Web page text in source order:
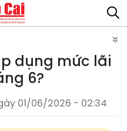
dụng mức lãi
6?
01/06/2026 - 02:34